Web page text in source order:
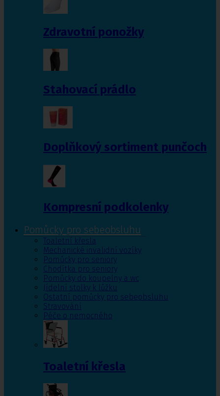
Zdravotní ponožky
Stahovací prádlo
Doplňkový sortiment punčoch
Kompresní podkolenky
Pomůcky pro sebeobsluhu
Toaletní křesla
Mechanické invalidní vozíky
Pomůcky pro seniory
Chodítka pro seniory
Pomůcky do koupelny a wc
Jídelní stolky k lůžku
Ostatní pomůcky pro sebeobsluhu
Stravování
Péče o nemocného
Toaletní křesla